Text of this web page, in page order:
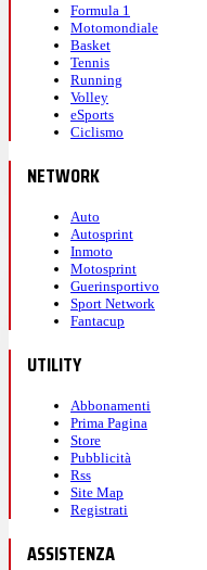
Formula 1
Motomondiale
Basket
Tennis
Running
Volley
eSports
Ciclismo
NETWORK
Auto
Autosprint
Inmoto
Motosprint
Guerinsportivo
Sport Network
Fantacup
UTILITY
Abbonamenti
Prima Pagina
Store
Pubblicità
Rss
Site Map
Registrati
ASSISTENZA